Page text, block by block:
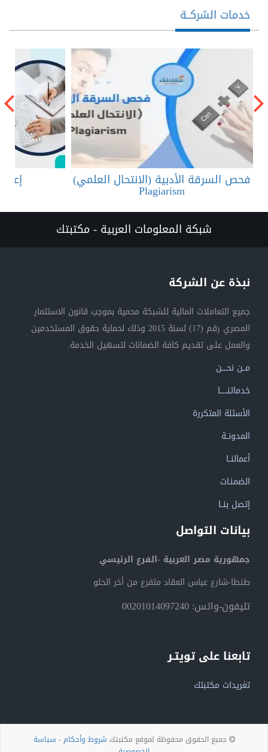
خدمات الشركــة
فحص السرقة الأدبية (الانتحال العلمي)
Plagiarism
شبكة المعلومات العربية - مكتبتك
نبذة عن الشركة
جميع التعاملات المالية للشبكة محمية بموجب قانون الاستثمار
المصري رقم (17) لسنة 2015 وذلك لحماية حقوق المستخدمين
والعمل على تقديم كافة الضمانات لتسهيل الخدمة.
مــن نحــــن
خدماتنــــــا
الأسئلة المتكررة
المدونــة
أعمالنــا
الضمنـات
إتصل بنــا
بيانات التواصل
جمهورية مصر العربية -الفرع الرئيسي
طنطا-شارع عباس العقاد متفرع من أخر الحلو
تليفون-واتس: 00201014097240
تابعنا على تويتـر
تغريدات مكتبتك
جميع الحقوق محفوظة لموقع مكتبتك شروط وأحكام- سياسة